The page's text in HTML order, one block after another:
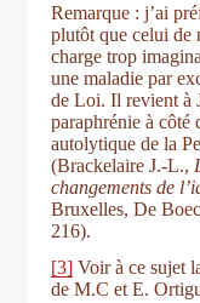
Remarque : j’ai
plutôt que celui de
charge trop
une maladie par
de Loi. Il revient à
paraphrénie à côté
autolytique de la
(Brackelaire J.-L.,
changements de
Bruxelles, De
216).
[3] Voir à ce sujet
de M.C et E.